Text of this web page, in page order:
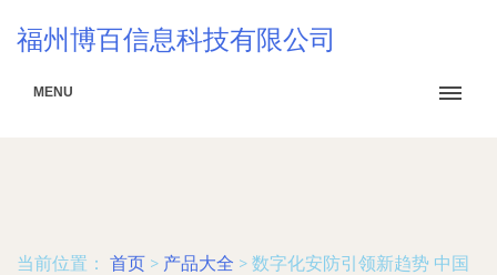
福州博百信息科技有限公司
MENU
当前位置： 首页 > 产品大全 > 数字化安防引领新趋势 中国